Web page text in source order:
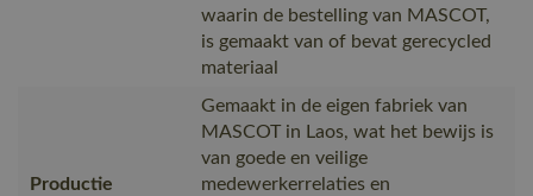
waarin de bestelling van MASCOT,
is gemaakt van of bevat gerecycled
materiaal
Productie
Gemaakt in de eigen fabriek van
MASCOT in Laos, wat het bewijs is
van goede en veilige
medewerkerrelaties en